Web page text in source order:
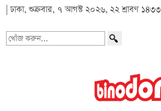
| ঢাকা, শুক্রবার, ৭ আগস্ট ২০২৬, ২২ শ্রাবণ ১৪৩৩
খোঁজ